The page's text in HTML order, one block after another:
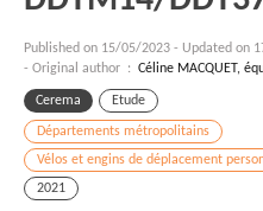
Published on 15/05/2023 - Updated on
- Original author : Céline MACQUET,
Cerema Etude
Départements métropolitains
Vélos et engins de déplacement
2021